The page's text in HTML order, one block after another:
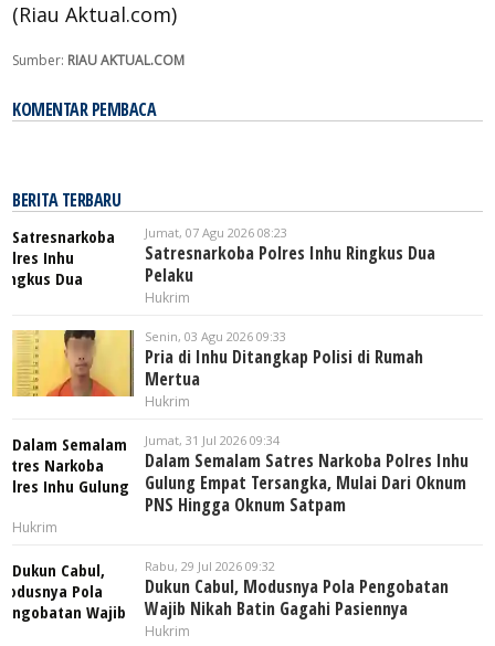
(Riau Aktual.com)
Sumber: RIAU AKTUAL.COM
KOMENTAR PEMBACA
BERITA TERBARU
Jumat, 07 Agu 2026 08:23
Satresnarkoba Polres Inhu Ringkus Dua
Pelaku
Hukrim
Senin, 03 Agu 2026 09:33
Pria di Inhu Ditangkap Polisi di Rumah
Mertua
Hukrim
Jumat, 31 Jul 2026 09:34
Dalam Semalam Satres Narkoba Polres Inhu
Gulung Empat Tersangka, Mulai Dari Oknum
PNS Hingga Oknum Satpam
Hukrim
Rabu, 29 Jul 2026 09:32
Dukun Cabul, Modusnya Pola Pengobatan
Wajib Nikah Batin Gagahi Pasiennya
Hukrim